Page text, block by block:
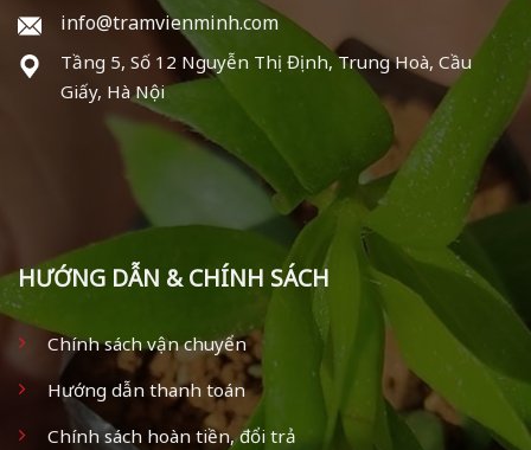
info@tramvienminh.com
Tầng 5, Số 12 Nguyễn Thị Định, Trung Hoà, Cầu
Giấy, Hà Nội
HƯỚNG DẪN & CHÍNH SÁCH
Chính sách vận chuyển
Hướng dẫn thanh toán
Chính sách hoàn tiền, đổi trả